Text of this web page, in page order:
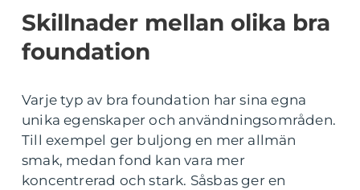
Skillnader mellan olika bra
foundation
Varje typ av bra foundation har sina egna
unika egenskaper och användningsområden.
Till exempel ger buljong en mer allmän
smak, medan fond kan vara mer
koncentrerad och stark. Såsbas ger en